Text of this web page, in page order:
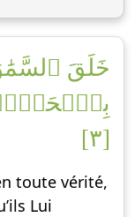
خَلَقَ
بِٱلۡحَقِّۚ
[٣]
toute vérité,
Lui